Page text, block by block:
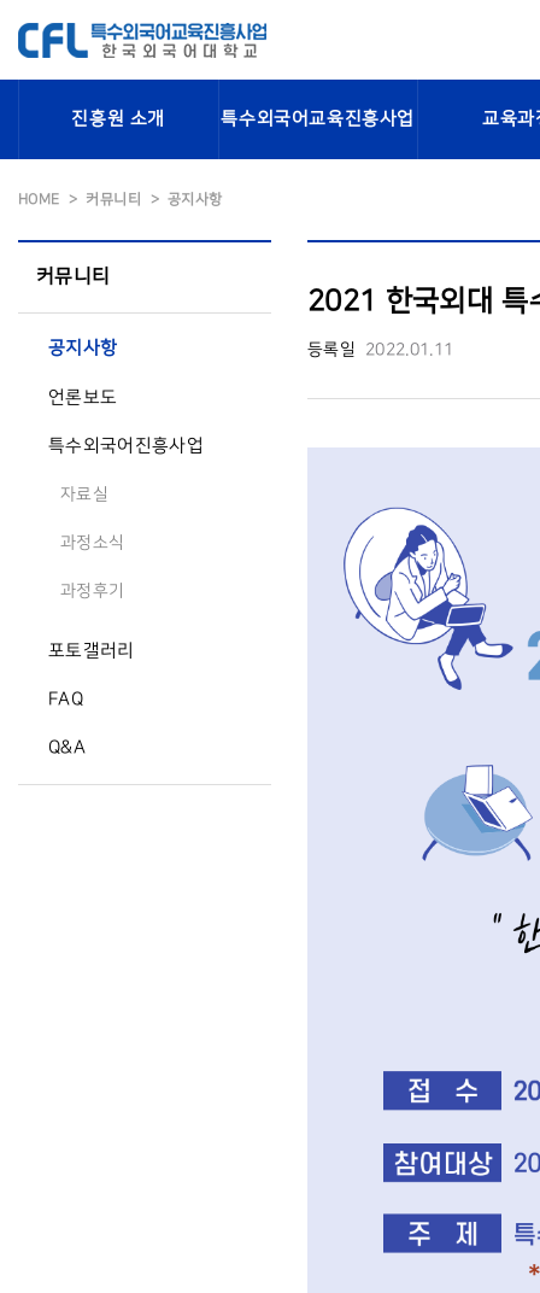
진흥원 소개 특수외국어교육진흥사업 교육과
HOME 커뮤니티 공지사항
커뮤니티
공지사항
언론보도
특수외국어진흥사업
자료실
과정소식
과정후기
포토갤러리
FAQ
Q&A
2021 한국외대 특
등록일 2022.01.11